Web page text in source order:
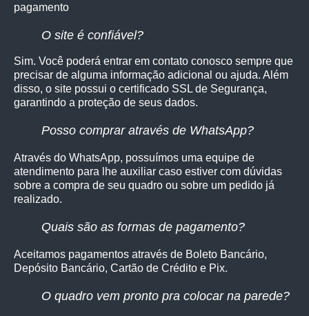
pagamento
O site é confiável?
Sim. Você poderá entrar em contato conosco sempre que
precisar de alguma informação adicional ou ajuda. Além
disso, o site possui o certificado SSL de Segurança,
garantindo a proteção de seus dados.
Posso comprar através de WhatsApp?
Através do WhatsApp, possuímos uma equipe de
atendimento para lhe auxiliar caso estiver com dúvidas
sobre a compra de seu quadro ou sobre um pedido já
realizado.
Quais são as formas de pagamento?
Aceitamos pagamentos através de Boleto Bancário,
Depósito Bancário, Cartão de Crédito e Pix.
O quadro vem pronto pra colocar na parede?